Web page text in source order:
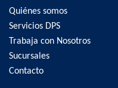
Quiénes somos
Servicios DPS
Trabaja con Nosotros
Sucursales
Contacto